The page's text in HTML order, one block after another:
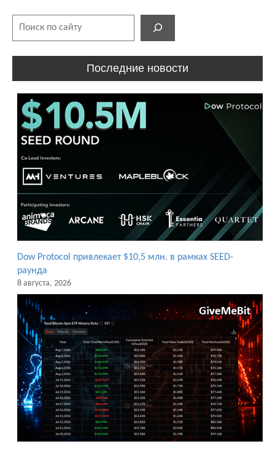
Последние новости
Dow Protocol привлекает $10,5 млн. в рамках SEED-
раунда
8 августа, 2026